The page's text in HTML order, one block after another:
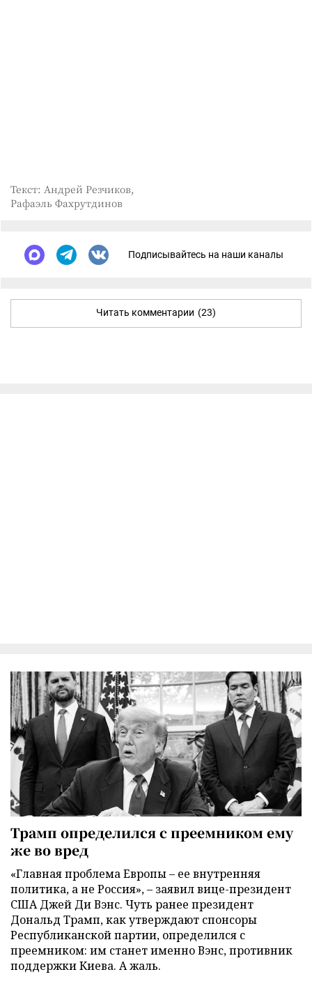
Текст: Андрей Резчиков,
Рафаэль Фахрутдинов
Подписывайтесь на наши каналы
Читать комментарии (23)
Трамп определился с преемником ему
же во вред
«Главная проблема Европы – ее внутренняя
политика, а не Россия», – заявил вице-президент
США Джей Ди Вэнс. Чуть ранее президент
Дональд Трамп, как утверждают спонсоры
Республиканской партии, определился с
преемником: им станет именно Вэнс, противник
поддержки Киева. А жаль.